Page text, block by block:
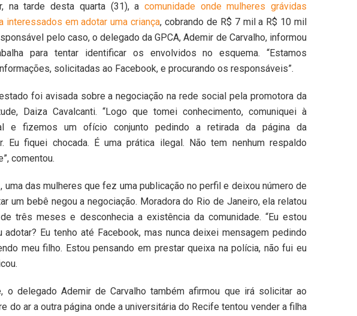
na tarde desta quarta (31), a comunidade onde mulheres grávidas
interessados em adotar uma criança, cobrando de R$ 7 mil a R$ 10 mil
pelo caso, o delegado da GPCA, Ademir de Carvalho, informou
para tentar identificar os envolvidos no esquema. “Estamos
solicitadas ao Facebook, e procurando os responsáveis”.
foi avisada sobre a negociação na rede social pela promotora da
Daiza Cavalcanti. “Logo que tomei conhecimento, comuniquei à
e fizemos um ofício conjunto pedindo a retirada da página da
Eu fiquei chocada. É uma prática ilegal. Não tem nenhum respaldo
comentou.
uma das mulheres que fez uma publicação no perfil e deixou número de
um bebê negou a negociação. Moradora do Rio de Janeiro, ela relatou
três meses e desconhecia a existência da comunidade. “Eu estou
adotar? Eu tenho até Facebook, mas nunca deixei mensagem pedindo
meu filho. Estou pensando em prestar queixa na polícia, não fui eu
o delegado Ademir de Carvalho também afirmou que irá solicitar ao
do ar a outra página onde a universitária do Recife tentou vender a filha